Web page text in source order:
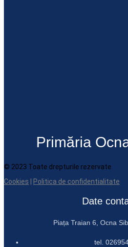
Primăria
© 2023 Toate drepturile rezervate
Cookies
Politica de confidentialitate
Date
Piața Traian 6, Ocna
tel.